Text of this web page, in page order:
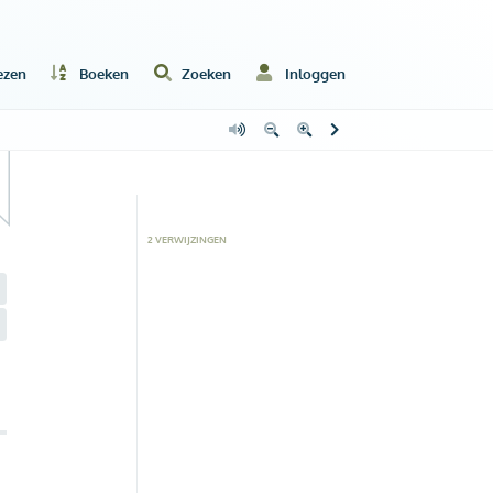
Boeken Zoeken Inloggen
2VERWIJZINGEN